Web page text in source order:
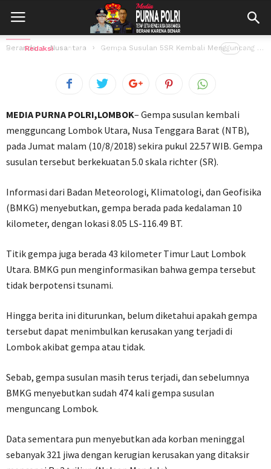
Beranda Nusantara Gempa Susulan 5SR Kembali Mengguncang Lombok
Gempa Susulan 5SR Kembali
Mengguncang Lombok
Oleh Redaksi 11 Agustus 2018 87 views
MEDIA PURNA POLRI,LOMBOK– Gempa susulan kembali
mengguncang Lombok Utara, Nusa Tenggara Barat (NTB),
pada Jumat malam (10/8/2018) sekira pukul 22.57 WIB. Gempa
susulan tersebut berkekuatan 5.0 skala richter (SR).
Informasi dari Badan Meteorologi, Klimatologi, dan Geofisika
(BMKG) menyebutkan, gempa berada pada kedalaman 10
kilometer, dengan lokasi 8.05 LS-116.49 BT.
Titik gempa juga berada 43 kilometer Timur Laut Lombok
Utara. BMKG pun menginformasikan bahwa gempa tersebut
tidak berpotensi tsunami.
Hingga berita ini diturunkan, belum diketahui apakah gempa
tersebut dapat menimbulkan kerusakan yang terjadi di
Lombok akibat gempa atau tidak.
Sebab, gempa susulan masih terus terjadi, dan sebelumnya
BMKG menyebutkan sudah 474 kali gempa susulan
menguncang Lombok.
Data sementara pun menyebutkan ada korban meninggal
sebanyak 321 jiwa dengan kerugian kerusakan yang ditaksir